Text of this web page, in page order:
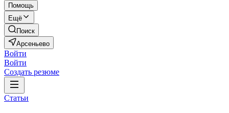
Помощь
Ещё
Поиск
Арсеньево
Войти
Войти
Создать резюме
Статьи